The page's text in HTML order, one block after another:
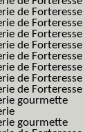
de
de
de
de
de
de
de
de
gourmette
gourmette